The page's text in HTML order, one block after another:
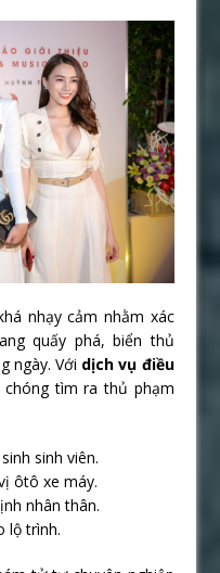
nhạy cảm nhằm xác
quấy phá, biển thủ
ngày. Với dịch vụ điều
chóng tìm ra thủ phạm
sinh viên.
ôtô xe máy.
nhân thân.
lộ trình.